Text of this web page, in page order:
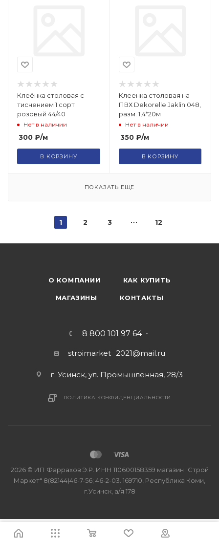
Клеёнка столовая с
тиснением 1 сорт
розовый 44/40
Нет в наличии
300 ₽/м
В КОРЗИНУ
Клеенка cтоловая на
ПВХ Dekorelle Jaklin 048,
разм. 1,4*20м
Нет в наличии
350₽/м
В КОРЗИНУ
ПОКАЗАТЬ ЕЩЕ
1 2 3 12
О КОМПАНИИ КАК КУПИТЬ
МАГАЗИНЫ КОНТАКТЫ
8 800 101 97 64
stroimarket_2021@mail.ru
г. Усинск, ул. Промышленная, 28/3
ПОЛИТИКА КОНФИДЕНЦИАЛЬНОСТИ
2026 © ИП Фаррахов Э.Р. ИНН 110600158359 магазин "Строй
Маркет" 8(82144)46-7-56; 46-2-03. 169710, Республика Коми,
г.Усинск, а/я 178